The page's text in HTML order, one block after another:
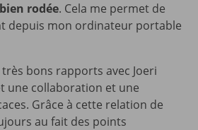
rodée. Cela me permet de
depuis mon ordinateur portable
très bons rapports avec Joeri
une collaboration et une
Grâce à cette relation de
au fait des points